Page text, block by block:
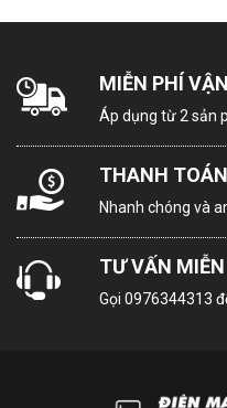
Cường độ dòng
điện
Loại ổ cắm
MIỄN PHÍ
Áp dụng từ 2 sản
THANH
Nhanh chóng và
TƯ VẤN
Gọi 0976344313